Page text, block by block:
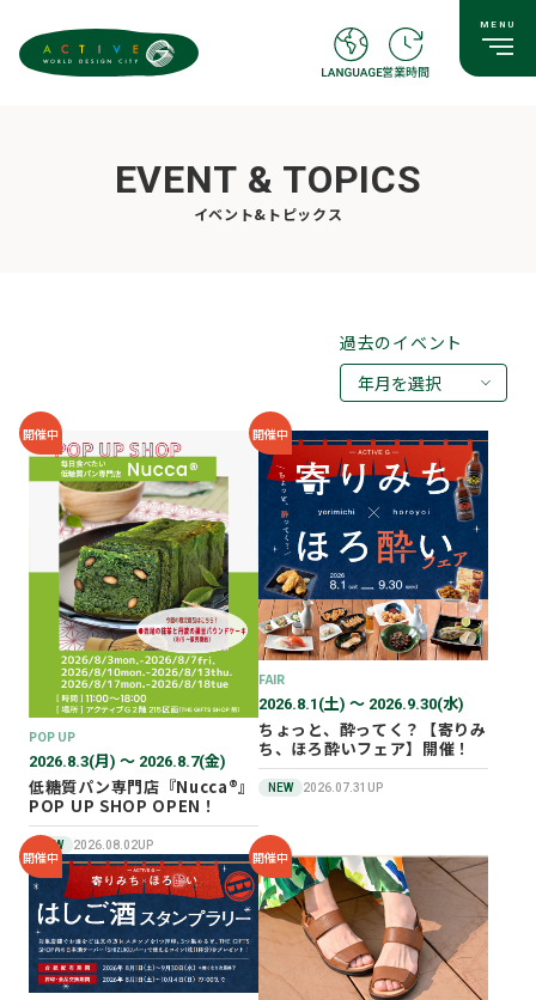
EVENT & TOPICS
イベント&トピックス
過去のイベント
年月を選択
2026年07月
2026年05月
2026年03月
2026年02月
2025年12月
2025年11月
2025年10月
開催中
POP UP
2026.8.3(月) 〜 2026.8.7(金)
低糖質パン専門店『Nucca®』
POP UP SHOP OPEN！
NEW 2026.08.02UP
開催中
FAIR
2026.8.1(土) 〜 2026.9.30(水)
ちょっと、酔ってく？【寄りみ
ち、ほろ酔いフェア】開催！
NEW 2026.07.31UP
開催中 開催中